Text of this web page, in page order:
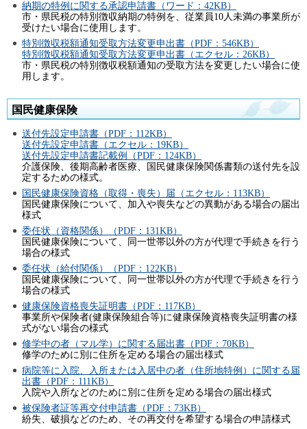
納期の特例に関する承認申請書（ワード：42KB）
市・県民税の特別徴収納期の特例を、従業員10人未満の事業所が
受けたい場合に使用します。
特別徴収税額通知受取方法変更申出書（PDF：546KB）
特別徴収税額通知受取方法変更申出書（エクセル：26KB）
市・県民税の特別徴収税額通知の受取方法を変更したい場合に使
用します。
国民健康保険
送付先設定申請書（PDF：112KB）
送付先設定申請書（エクセル：19KB）
送付先設定申請書記載例（PDF：124KB）
介護保険、後期高齢者医療、国民健康保険関係書類の送付先を設
定するための様式。
国民健康保険資格（取得・喪失）届（エクセル：113KB）
国民健康保険について、加入や喪失などの異動がある場合の届出
様式
委任状（資格関係）（PDF：131KB）
国民健康保険について、同一世帯以外の方が代理で手続きを行う
場合の様式
委任状（給付関係）（PDF：122KB）
国民健康保険について、同一世帯以外の方が代理で手続きを行う
場合の様式
健康保険資格喪失証明書（PDF：117KB）
事業所や保険者(健康保険組合等)に健康保険資格喪失証明書の様
式がない場合の様式
修学中の者（マル学）に関する届出書（PDF：70KB）
修学のために別に住所を定める場合の届出様式
病院等に入院、入所または入居中の者（住所地特例）に関する届
出書（PDF：111KB）
入院や入所などのために別に住所を定める場合の届出様式
被保険者証等再交付申請書（PDF：73KB）
紛失、破損などのため、その再交付を希望する場合の申請様式